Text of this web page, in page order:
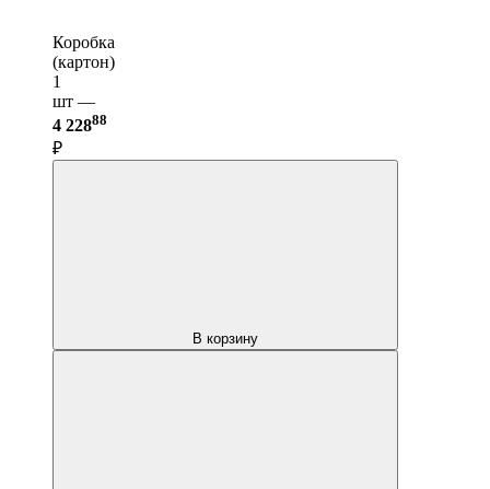
Коробка
(картон)
1
шт —
4 22888
₽
В корзину